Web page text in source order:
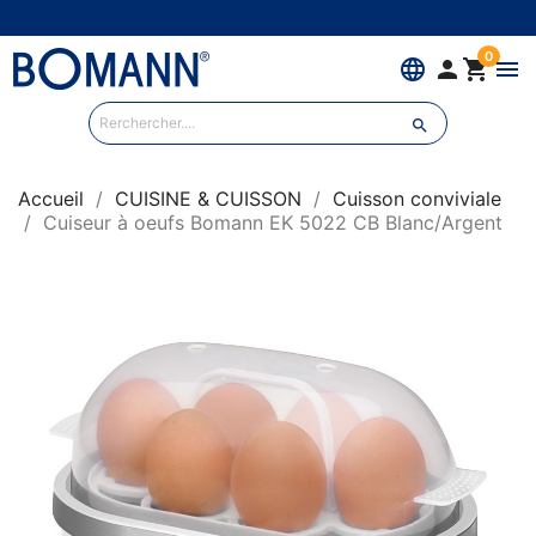
language  0menu

Accueil CUISINE & CUISSON
Cuisson conviviale
Cuiseur à oeufs Bomann EK 5022 CB Blanc/Argent